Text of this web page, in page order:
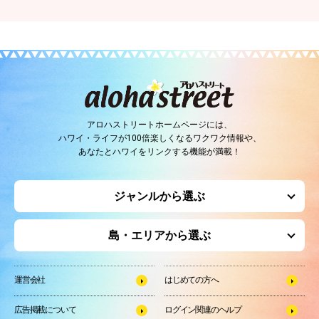
アロハストリートホームページには、
ハワイ・ライフが100倍楽しくなるワクワク情報や、
あなたとハワイをリンクする機能が満載！
ジャンルから選ぶ
島・エリアから選ぶ
運営会社 はじめての方へ
広告掲載について ログイン関連のヘルプ